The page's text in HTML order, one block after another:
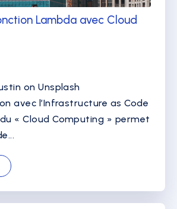
Lambda avec Cloud
on Unsplash
avec l’Infrastructure as Code
« Cloud Computing » permet